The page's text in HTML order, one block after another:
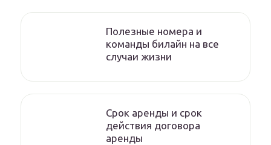
Полезные номера и
команды билайн на все
случаи жизни
Срок аренды и срок
действия договора
аренды